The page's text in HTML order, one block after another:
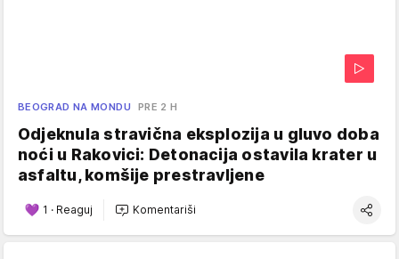
BEOGRAD NA MONDU PRE 2 H
Odjeknula stravična eksplozija u gluvo doba
noći u Rakovici: Detonacija ostavila krater u
asfaltu, komšije prestravljene
1 · Reaguj Komentariši